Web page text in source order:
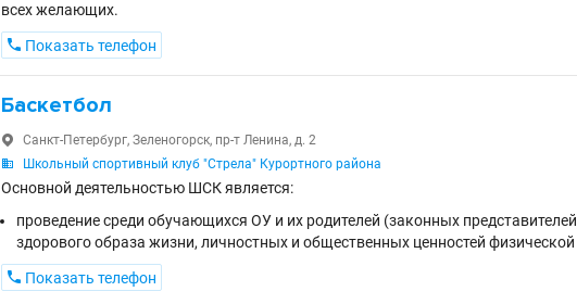
всех желающих.
 Показать телефон
Баскетбол
 Санкт-Петербург, Зеленогорск, пр-т Ленина, д. 2
 Школьный спортивный клуб "Стрела" Курортного района
Основной деятельностью ШСК является:
проведение среди обучающихся ОУ и их родителей (законных
здорового образа жизни, личностных и общественных ценностей
 Показать телефон